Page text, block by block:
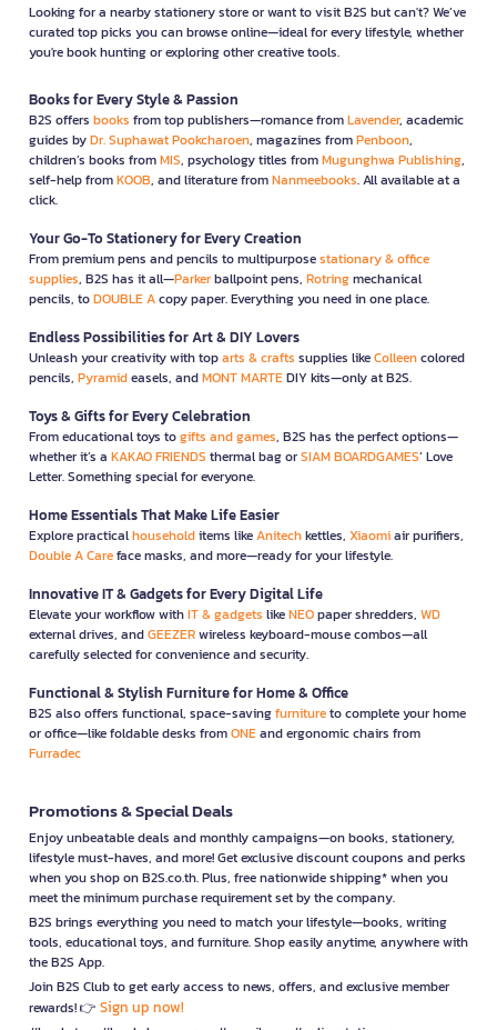
Looking for a nearby stationery store or want to visit B2S but can't? We’ve
curated top picks you can browse online—ideal for every lifestyle, whether
you're book hunting or exploring other creative tools.
Books for Every Style & Passion
B2S offers books from top publishers—romance fromLavender, academic
guides byDr. Suphawat Pookcharoen, magazines fromPenboon,
children’s books fromMIS, psychology titles fromMugunghwa Publishing,
self-help fromKOOB, and literature fromNanmeebooks. All available at a
click.
Your Go-To Stationery for Every Creation
From premium pens and pencils to multipurposestationary & office
supplies, B2S has it all—Parkerballpoint pens, Rotringmechanical
pencils, toDOUBLE Acopy paper. Everything you need in one place.
Endless Possibilities for Art & DIY Lovers
Unleash your creativity with toparts & crafts supplies likeColleencolored
pencils, Pyramideasels, andMONT MARTEDIY kits—only at B2S.
Toys & Gifts for Every Celebration
From educational toys togifts and games, B2S has the perfect options—
whether it’s a KAKAO FRIENDS thermal bag orSIAM BOARDGAMES’ Love
Letter. Something special for everyone.
Home Essentials That Make Life Easier
Explore practicalhouseholditems likeAnitechkettles, Xiaomiair purifiers,
Double A Careface masks, and more—ready for your lifestyle.
Innovative IT & Gadgets for Every Digital Life
Elevate your workflow withIT & gadgets likeNEOpaper shredders, WD
external drives, andGEEZERwireless keyboard-mouse combos—all
carefully selected for convenience and security.
Functional & Stylish Furniture for Home & Office
B2S also offers functional, space-savingfurnitureto complete your home
or office—like foldable desks fromONEand ergonomic chairs from
Furradec
Promotions & Special Deals
Enjoy unbeatable deals and monthly campaigns—on books, stationery,
lifestyle must-haves, and more! Get exclusive discount coupons and perks
when you shop on B2S.co.th. Plus, free nationwide shipping* when you
meet the minimum purchase requirement set by the company.
B2S brings everything you need to match your lifestyle—books, writing
tools, educational toys, and furniture. Shop easily anytime, anywhere with
the B2S App.
Join B2S Club to get early access to news, offers, and exclusive member
rewards! 👉 Sign up now!